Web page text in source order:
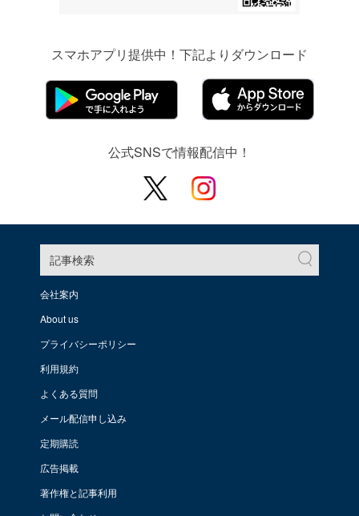
スマホアプリ提供中！下記よりダウンロード
公式SNSで情報配信中！
記事検索
会社案内
About us
プライバシーポリシー
利用規約
よくある質問
メール配信申し込み
定期購読
広告掲載
著作権と記事利用